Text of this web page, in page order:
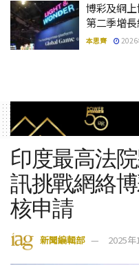
博彩及網
第二季增長
本思齊 2026
印度最高法
訊挑戰網絡
核申請
新聞編輯部 2025